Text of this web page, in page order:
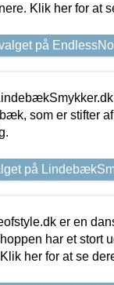
Klik her for at
på
som er stifter
på
er en
har et stort
her for at se